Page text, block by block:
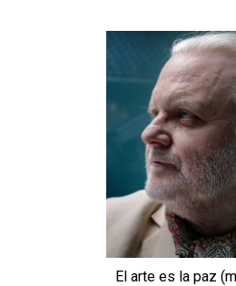
El arte es la paz